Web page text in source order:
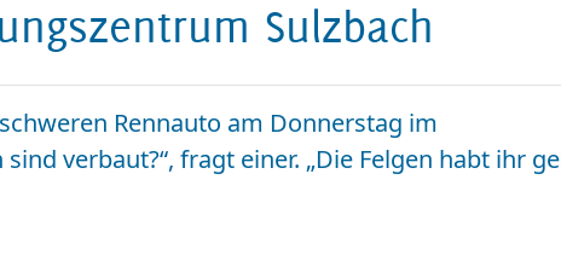
Sulzbach
Rennauto am Donnerstag im
verbaut?“, fragt einer. „Die Felgen habt ihr